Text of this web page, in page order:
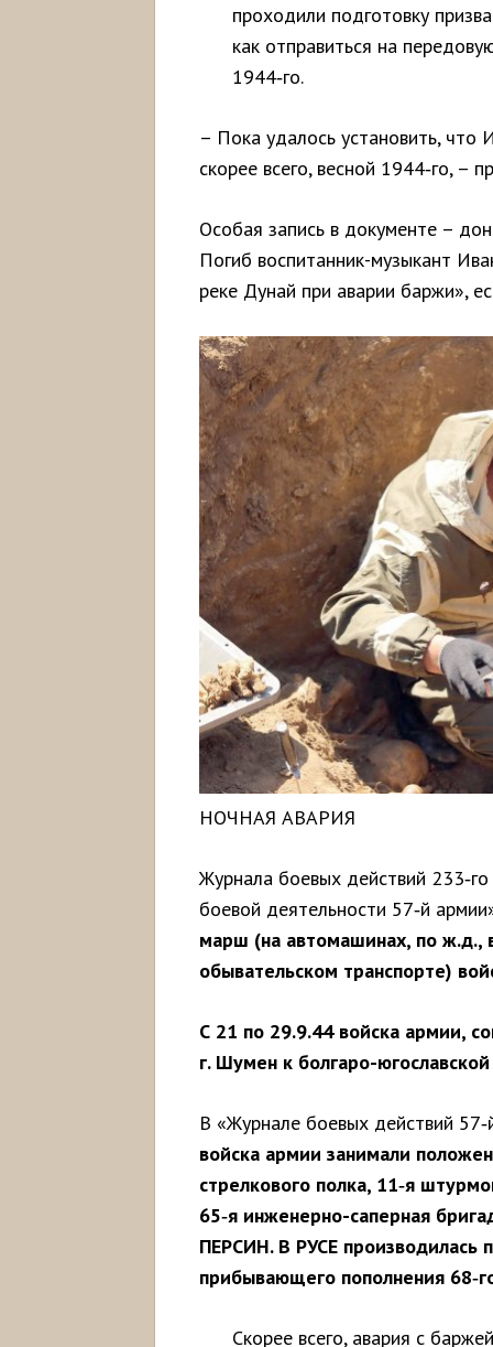
проходили подготовку
как отправиться на
1944‑го.
– Пока удалось установить, что
скорее всего, весной 1944‑го, –
Особая запись в документе –
Погиб воспитанник-музыкант
реке Дунай при аварии баржи»,
НОЧНАЯ АВАРИЯ
Журнала боевых действий
боевой деятельности 57‑й
марш (на автомашинах, по ж.д.,
обывательском транспорте)
С 21 по 29.9.44 войска армии,
г. Шумен к болгаро-
В «Журнале боевых действий
войска армии занимали
стрелкового полка, 11‑я
65‑я инженерно-саперная
ПЕРСИН. В РУСЕ производилась
прибывающего пополнения 68‑
Скорее всего, авария с